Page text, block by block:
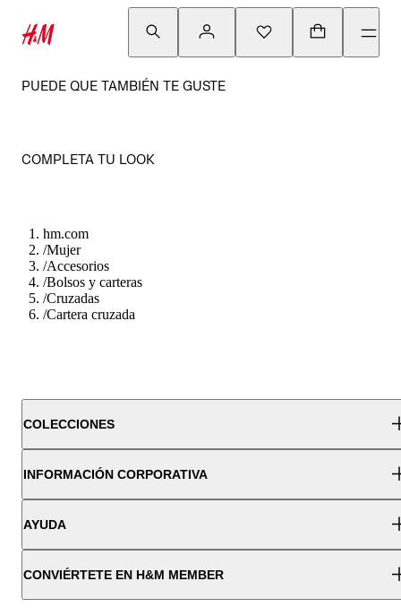
PUEDE QUE TAMBIÉN TE GUSTE
COMPLETA TU LOOK
hm.com
/Mujer
/Accesorios
/Bolsos y carteras
/Cruzadas
/Cartera cruzada
COLECCIONES
INFORMACIÓN CORPORATIVA
AYUDA
CONVIÉRTETE EN H&M MEMBER